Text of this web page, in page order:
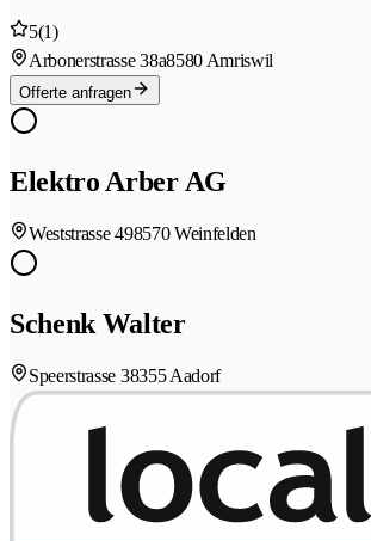
5(1)
Arbonerstrasse 38a8580 Amriswil
Offerte anfragen
Elektro Arber AG
Weststrasse 498570 Weinfelden
Schenk Walter
Speerstrasse 38355 Aadorf